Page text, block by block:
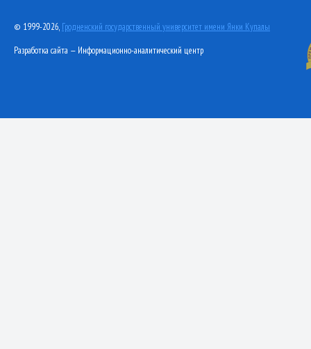
© 1999-2026, Гродненский государственный университет имени Янки Купалы
Разработка сайта — Информационно-аналитический центр